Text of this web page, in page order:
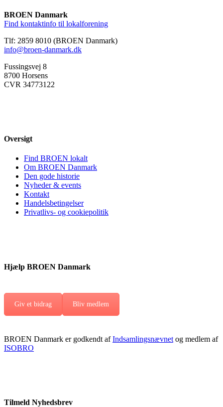
BROEN Danmark
Find kontaktinfo til lokalforening
Tlf: 2859 8010 (BROEN Danmark)
info@broen-danmark.dk
Fussingsvej 8
8700 Horsens
CVR 34773122
Oversigt
Find BROEN lokalt
Om BROEN Danmark
Den gode historie
Nyheder & events
Kontakt
Handelsbetingelser
Privatlivs- og cookiepolitik
Hjælp BROEN Danmark
Giv et bidrag Bliv medlem
BROEN Danmark er godkendt afIndsamlingsnævnet og medlem af
ISOBRO
Tilmeld Nyhedsbrev